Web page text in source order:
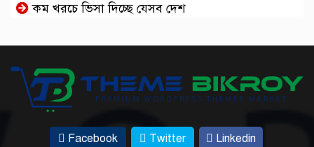
কম খরচে ভিসা দিচ্ছে যেসব দেশ
জেবিন
এবার ইউটিউবে যা দেখাবেন জয়া আহসান
টাঙ্গাইলে ট্রাক-পিকআপ সংঘর্ষে ২ জনের প্রাণ গেল
১২ বছরের মাদরাসাছাত্রী ৭ মাসের অন্তঃসত্ত্বা, জীবন
Facebook Twitter
Linkedin